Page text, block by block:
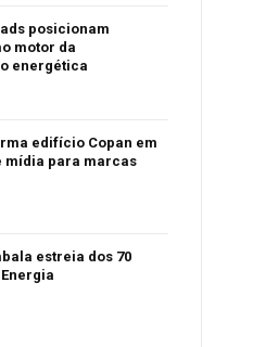
posicionam
motor da
energética
edifício Copan em
mídia para marcas
estreia dos 70